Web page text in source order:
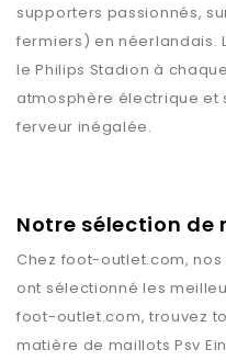
supporters passionnés,
fermiers) en néerlandais.
le Philips Stadion à
atmosphère électrique et
ferveur inégalée.
Notre sélection de
Chez foot-outlet.com,
ont sélectionné les
foot-outlet.com, trouvez
matière de maillots Psv